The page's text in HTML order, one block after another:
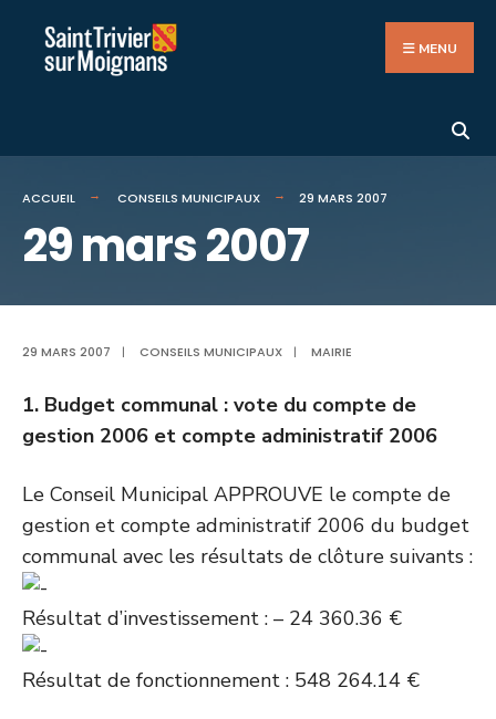
Aller
MENU
ACCUEIL CONSEILS MUNICIPAUX 29 MARS 2007
29 mars 2007
29 MARS 2007 | CONSEILS MUNICIPAUX | MAIRIE
1. Budget communal : vote du compte de
gestion 2006 et compte administratif 2006
Le Conseil Municipal APPROUVE le compte de
gestion et compte administratif 2006 du budget
communal avec les résultats de clôture suivants :
Résultat d’investissement : – 24 360.36 €
Résultat de fonctionnement : 548 264.14 €
for: